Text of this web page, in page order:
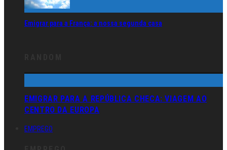
Emigrar para a França: a nossa segunda casa
EMIGRAR PARA A REPÚBLICA CHECA: VIAGEM AO
CENTRO DA EUROPA
EMPREGO